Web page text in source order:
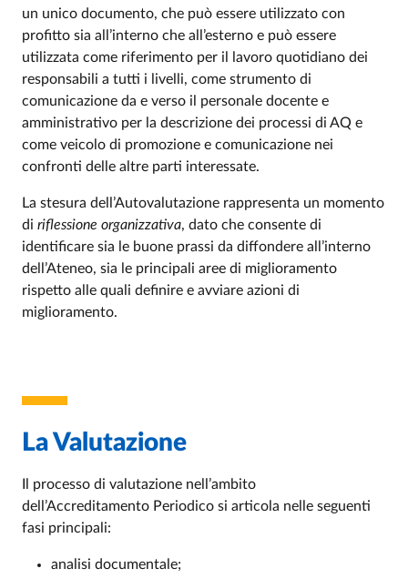
un unico documento, che può essere utilizzato con
profitto sia all’interno che all’esterno e può essere
utilizzata come riferimento per il lavoro quotidiano dei
responsabili a tutti i livelli, come strumento di
comunicazione da e verso il personale docente e
amministrativo per la descrizione dei processi di AQ e
come veicolo di promozione e comunicazione nei
confronti delle altre parti interessate.
La stesura dell’Autovalutazione rappresenta un momento
di riflessione organizzativa, dato che consente di
identificare sia le buone prassi da diffondere all’interno
dell’Ateneo, sia le principali aree di miglioramento
rispetto alle quali definire e avviare azioni di
miglioramento.
La Valutazione
Il processo di valutazione nell’ambito
dell’Accreditamento Periodico si articola nelle seguenti
fasi principali:
analisi documentale;